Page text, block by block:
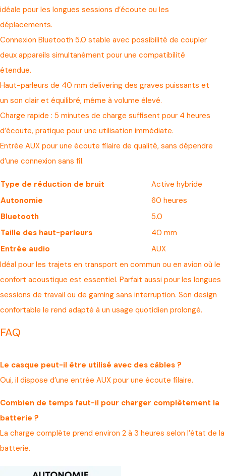
idéale pour les longues sessions d’écoute ou les
déplacements.
Connexion Bluetooth 5.0 stable avec possibilité de coupler
deux appareils simultanément pour une compatibilité
étendue.
Haut-parleurs de 40 mm delivering des graves puissants et
un son clair et équilibré, même à volume élevé.
Charge rapide : 5 minutes de charge suffisent pour 4 heures
d’écoute, pratique pour une utilisation immédiate.
Entrée AUX pour une écoute filaire de qualité, sans dépendre
d’une connexion sans fil.
Type de réduction de bruit
Active hybride
Autonomie
60 heures
Bluetooth
5.0
Taille des haut-parleurs
40 mm
Entrée audio
AUX
Idéal pour les trajets en transport en commun ou en avion où le
confort acoustique est essentiel. Parfait aussi pour les longues
sessions de travail ou de gaming sans interruption. Son design
confortable le rend adapté à un usage quotidien prolongé.
FAQ
Le casque peut-il être utilisé avec des câbles ?
Oui, il dispose d’une entrée AUX pour une écoute filaire.
Combien de temps faut-il pour charger complètement la
batterie ?
La charge complète prend environ 2 à 3 heures selon l’état de la
batterie.